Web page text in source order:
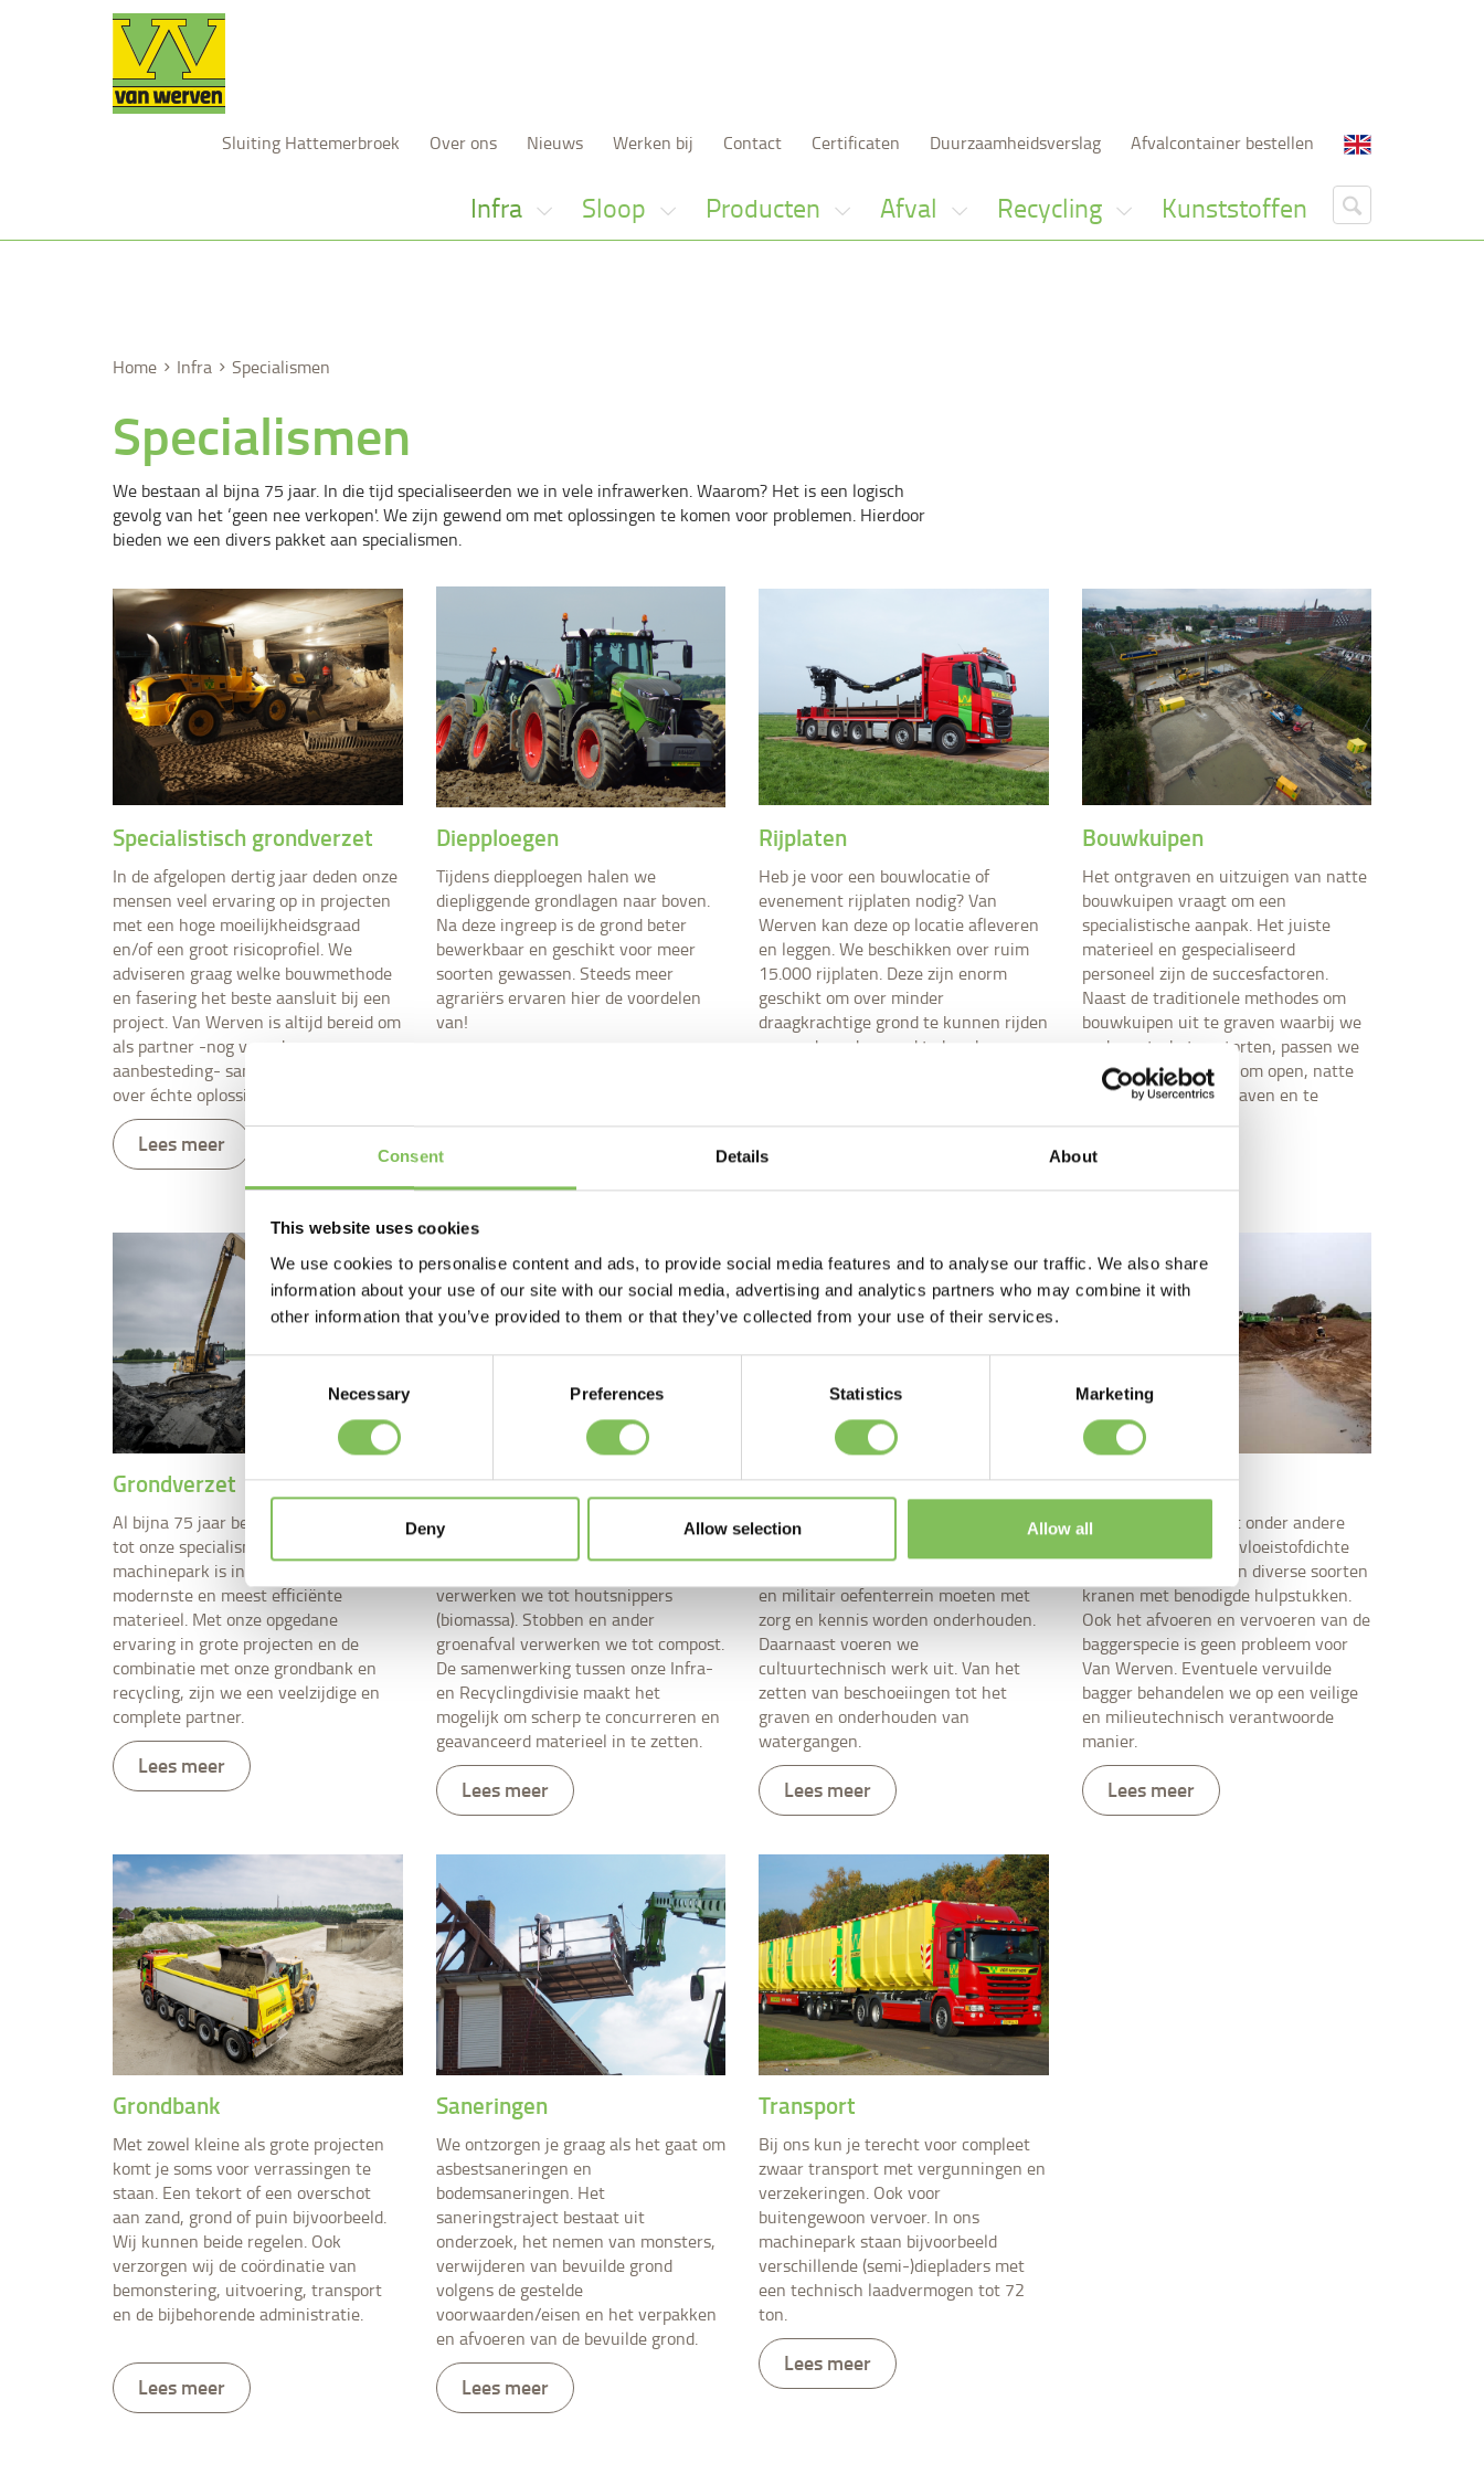
Consent Details About
This website uses cookies
We use cookies to personalise content and ads, to provide social media features and to analyse our traffic. We also share
information about your use of our site with our social media, advertising and analytics partners who may combine it with
other information that you’ve provided to them or that they’ve collected from your use of their services.
Consent
Selection
Necessary Preferences Statistics Marketing
Deny Allow selection Allow all
Sluiting Hattemerbroek Over ons Nieuws Werken bij Contact Certificaten Duurzaamheidsverslag Afvalcontainer bestellen
Infra Sloop Producten Afval Recycling Kunststoffen
Bouwkuipen
Bosbouw
Groenonderhoud
Grondbank
Saneringen
Transport
Home Infra Specialismen
Specialismen
We bestaan al bijna 75 jaar. In die tijd specialiseerden we in vele infrawerken. Waarom? Het is een logisch
gevolg van het ‘geen nee verkopen'. We zijn gewend om met oplossingen te komen voor problemen. Hierdoor
bieden we een divers pakket aan specialismen.
Specialistisch grondverzet
In de afgelopen dertig jaar deden onze
mensen veel ervaring op in projecten
met een hoge moeilijkheidsgraad
en/of een groot risicoprofiel. We
adviseren graag welke bouwmethode
en fasering het beste aansluit bij een
project. Van Werven is altijd bereid om
als partner -nog voor de
aanbesteding- samen na te denken
over échte oplossingen.
Lees meer
Diepploegen
Tijdens diepploegen halen we
diepliggende grondlagen naar boven.
Na deze ingreep is de grond beter
bewerkbaar en geschikt voor meer
soorten gewassen. Steeds meer
agrariërs ervaren hier de voordelen
van!
Rijplaten
Heb je voor een bouwlocatie of
evenement rijplaten nodig? Van
Werven kan deze op locatie afleveren
en leggen. We beschikken over ruim
15.000 rijplaten. Deze zijn enorm
geschikt om over minder
draagkrachtige grond te kunnen rijden
en om de ondergrond te beschermen.
Bouwkuipen
Het ontgraven en uitzuigen van natte
bouwkuipen vraagt om een
specialistische aanpak. Het juiste
materieel en gespecialiseerd
personeel zijn de succesfactoren.
Naast de traditionele methodes om
bouwkuipen uit te graven waarbij we
onderwaterbeton storten, passen we
folieconstructies toe om open, natte
bouwkuipen te ontgraven en te
Grondverzet
Al bijna 75 jaar behoort 'grondverzet'
tot onze specialismen. Ons
machinepark is ingericht met het
modernste en meest efficiënte
materieel. Met onze opgedane
ervaring in grote projecten en de
combinatie met onze grondbank en
recycling, zijn we een veelzijdige en
complete partner.
Lees meer
Bosbouw
We werken binnen de gestelde
voorwaarden van het Bosschap.
verwerken we tot houtsnippers
(biomassa). Stobben en ander
groenafval verwerken we tot compost.
De samenwerking tussen onze Infra-
en Recyclingdivisie maakt het
mogelijk om scherp te concurreren en
geavanceerd materieel in te zetten.
Lees meer
Groenonderhoud
Groenonderhoud vraagt om een
en militair oefenterrein moeten met
zorg en kennis worden onderhouden.
Daarnaast voeren we
cultuurtechnisch werk uit. Van het
zetten van beschoeiingen tot het
graven en onderhouden van
watergangen.
Lees meer
Baggerwerken
Van Werven beschikt onder andere
over baggerpompen, vloeistofdichte
kippers, containers en diverse soorten
kranen met benodigde hulpstukken.
Ook het afvoeren en vervoeren van de
baggerspecie is geen probleem voor
Van Werven. Eventuele vervuilde
bagger behandelen we op een veilige
en milieutechnisch verantwoorde
manier.
Lees meer
Grondbank
Met zowel kleine als grote projecten
komt je soms voor verrassingen te
staan. Een tekort of een overschot
aan zand, grond of puin bijvoorbeeld.
Wij kunnen beide regelen. Ook
verzorgen wij de coördinatie van
bemonstering, uitvoering, transport
en de bijbehorende administratie.
Lees meer
Saneringen
We ontzorgen je graag als het gaat om
asbestsaneringen en
bodemsaneringen. Het
saneringstraject bestaat uit
onderzoek, het nemen van monsters,
verwijderen van bevuilde grond
volgens de gestelde
voorwaarden/eisen en het verpakken
en afvoeren van de bevuilde grond.
Lees meer
Transport
Bij ons kun je terecht voor compleet
zwaar transport met vergunningen en
verzekeringen. Ook voor
buitengewoon vervoer. In ons
machinepark staan bijvoorbeeld
verschillende (semi-)diepladers met
een technisch laadvermogen tot 72
ton.
Lees meer